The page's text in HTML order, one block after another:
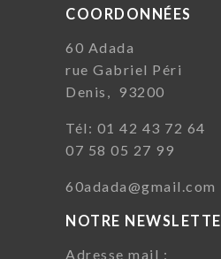
COORDONNÉES
60
rue Gabriel
Denis, 93200
Tél: 01 42
07 58 05 27 99
60adada@gmail.com
NOTRE
Adresse mail :